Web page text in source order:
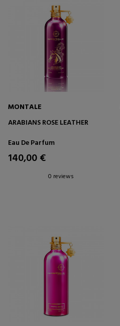
MONTALE
ARABIANS ROSE LEATHER
Eau De Parfum
140,00 €
0 reviews